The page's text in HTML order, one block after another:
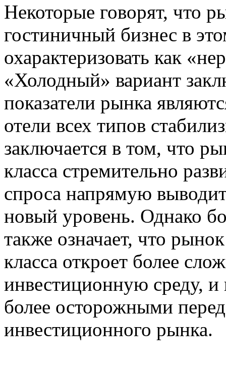
Некоторые говорят, что
гостиничный бизнес в
охарактеризовать как
«Холодный» вариант
показатели рынка
отели всех типов
заключается в том, что
класса стремительно
спроса напрямую
новый уровень. Однако
также означает, что
класса откроет более
инвестиционную среду, и
более осторожными
инвестиционного рынка.